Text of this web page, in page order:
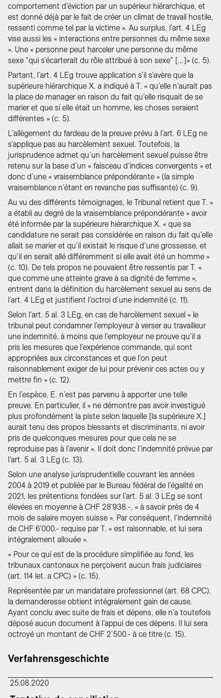
comportement d’éviction par un supérieur hiérarchique, et
est donné déjà par le fait de créer un climat de travail hostile,
ressenti comme tel par la victime ». Au surplus, l’art. 4 LEg
vise aussi les « interactions entre personnes du même sexe
». Une « personne peut harceler une personne du même
sexe "qui s’écarterait du rôle attribué à son sexe" […]» (c. 5).
Partant, l’art. 4 LEg trouve application s’il s’avère que la
supérieure hiérarchique X. a indiqué à T. « qu’elle n’aurait pas
la place de manager en raison du fait qu’elle risquait de se
marier et que si elle était un homme, les choses seraient
différentes » (c. 5).
L’allègement du fardeau de la preuve prévu à l’art. 6 LEg ne
s’applique pas au harcèlement sexuel. Toutefois, la
jurisprudence admet qu’un harcèlement sexuel puisse être
retenu sur la base d’un « faisceau d’indices convergents » et
donc d’une « vraisemblance prépondérante » (la simple
vraisemblance n’étant en revanche pas suffisante) (c. 9).
Au vu des différents témoignages, le Tribunal retient que T. «
a établi au degré de la vraisemblance prépondérante » avoir
été informée par la supérieure hiérarchique X. « que sa
candidature ne serait pas considérée en raison du fait qu’elle
allait se marier et qu’il existait le risque d’une grossesse, et
qu’il en serait allé différemment si elle avait été un homme »
(c. 10). De tels propos ne pouvaient être ressentis par T. «
que comme une atteinte grave à sa dignité de femme »,
entrent dans la définition du harcèlement sexuel au sens de
l’art. 4 LEg et justifient l’octroi d’une indemnité (c. 11).
Selon l’art. 5 al. 3 LEg, en cas de harcèlement sexuel « le
tribunal peut condamner l’employeur à verser au travailleur
une indemnité, à moins que l’employeur ne prouve qu’il a
pris les mesures que l’expérience commande, qui sont
appropriées aux circonstances et que l’on peut
raisonnablement exiger de lui pour prévenir ces actes ou y
mettre fin » (c. 12).
En l’espèce, E. n’est pas parvenu à apporter une telle
preuve. En particulier, il « ne démontre pas avoir investigué
plus profondément la piste selon laquelle [la supérieure X.]
aurait tenu des propos blessants et discriminants, ni avoir
pris de quelconques mesures pour que cela ne se
reproduise pas à l’avenir ». Il doit donc l’indemnité prévue par
l’art. 5 al. 3 LEg (c. 13).
Selon une analyse jurisprudentielle couvrant les années
2004 à 2019 et publiée par le Bureau fédéral de l’égalité en
2021, les prétentions fondées sur l’art. 5 al. 3 LEg se sont
élevées en moyenne à CHF 28'938.-, « à savoir près de 4
mois de salaire moyen suisse ». Par conséquent, l’indemnité
de CHF 6'000.- requise par T. « est raisonnable, et lui sera
intégralement allouée ».
« Pour ce qui est de la procédure simplifiée au fond, les
tribunaux cantonaux ne perçoivent aucun frais judiciaires
(art. 114 let. a CPC) » (c. 15).
Représentée par un mandataire professionnel (art. 68 CPC),
la demanderesse obtient intégralement gain de cause.
Ayant conclu avec suite de frais et dépens, elle n’a toutefois
déposé aucun document à l’appui de ces dépens. Il lui sera
octroyé un montant de CHF 2’500.- à ce titre (c. 15).
Verfahrensgeschichte
25.08.2020